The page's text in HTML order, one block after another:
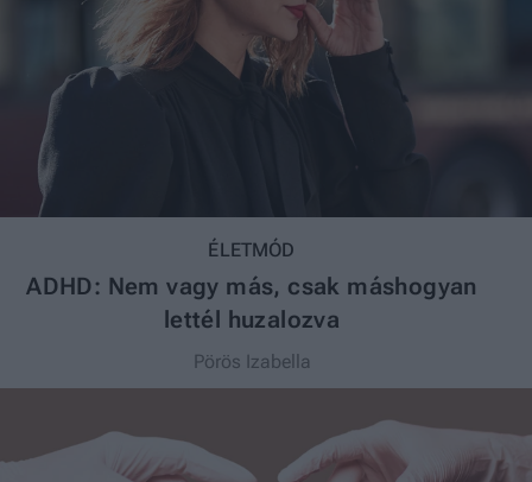
ÉLETMÓD
ADHD: Nem vagy más, csak máshogyan
lettél huzalozva
Pörös Izabella